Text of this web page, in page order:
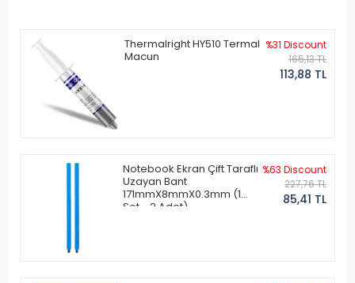
Thermalright HY510 Termal
Macun
%31 Discount
165,13 TL
113,88 TL
Notebook Ekran Çift Taraflı
Uzayan Bant
171mmX8mmX0.3mm (1
Set - 2 Adet)
%63 Discount
227,76 TL
85,41 TL